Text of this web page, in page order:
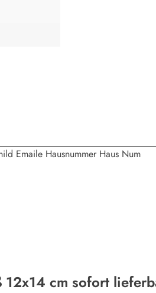
cm sofort